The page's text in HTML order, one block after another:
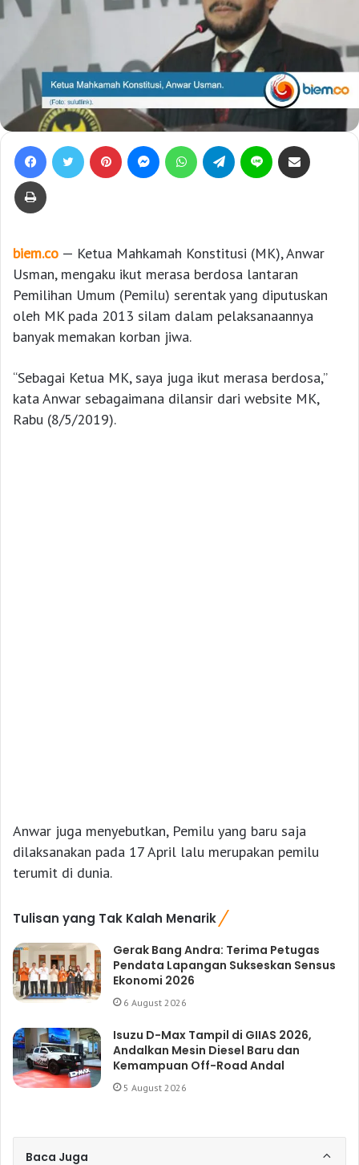
biem.co — Ketua Mahkamah Konstitusi (MK), Anwar
Usman, mengaku ikut merasa berdosa lantaran
Pemilihan Umum (Pemilu) serentak yang diputuskan
oleh MK pada 2013 silam dalam pelaksanaannya
banyak memakan korban jiwa.
“Sebagai Ketua MK, saya juga ikut merasa berdosa,”
kata Anwar sebagaimana dilansir dari website MK,
Rabu (8/5/2019).
Anwar juga menyebutkan, Pemilu yang baru saja
dilaksanakan pada 17 April lalu merupakan pemilu
terumit di dunia.
Tulisan yang Tak Kalah Menarik
Gerak Bang Andra: Terima Petugas
Pendata Lapangan Sukseskan Sensus
Ekonomi 2026
6 August 2026
Isuzu D-Max Tampil di GIIAS 2026,
Andalkan Mesin Diesel Baru dan
Kemampuan Off-Road Andal
5 August 2026
Baca Juga